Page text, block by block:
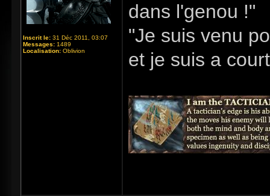
Inscrit le: 31 Déc 2011, 03:07
Messages: 1489
Localisation: Oblivion
dans l'genou !"
"Je suis venu
et je suis a